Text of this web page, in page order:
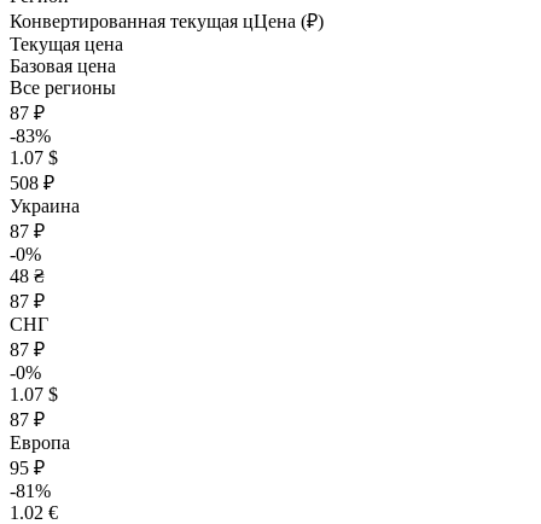
Конвертированная текущая цЦена (₽)
Текущая цена
Базовая цена
Все регионы
87 ₽
-83%
1.07 $
508 ₽
Украина
87 ₽
-0%
48 ₴
87 ₽
СНГ
87 ₽
-0%
1.07 $
87 ₽
Европа
95 ₽
-81%
1.02 €